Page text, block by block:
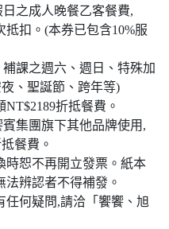
之成人晚餐乙客餐費,
抵扣。(本券已包含10%服
課之週六、週日、特殊加
、聖誕節、跨年等)
折抵餐費。
集團旗下其他品牌使用,
餐費。
時恕不再開立發票。紙本
辨認者不得補發。
任何疑問,請洽「饗饗、旭